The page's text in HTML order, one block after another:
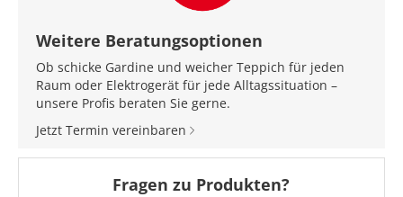
Weitere Beratungsoptionen
Ob schicke Gardine und weicher Teppich für jeden
Raum oder Elektrogerät für jede Alltagssituation –
unsere Profis beraten Sie gerne.
Jetzt Termin vereinbaren
Fragen zu Produkten?